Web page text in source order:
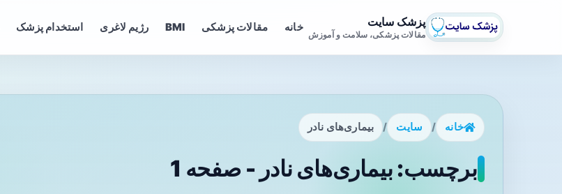
پزشک سایت
مقالات پزشکی، سلامت و آموزش
خانه مقالات پزشکی BMI رژیم لاغری استخدام پزشک
خانه / سایت / بیماری‌های نادر
برچسب: بیماری‌های نادر - صفحه 1